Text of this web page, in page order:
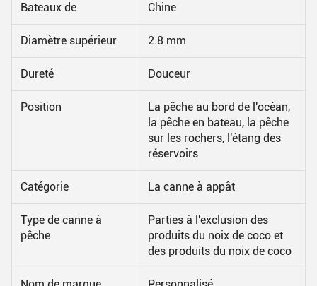
Bateaux de Chine
Diamètre supérieur 2.8 mm
Dureté Douceur
Position
La pêche au bord de l'océan,
la pêche en bateau, la pêche
sur les rochers, l'étang des
réservoirs
Catégorie La canne à appât
Type de canne à
pêche
Parties à l'exclusion des
produits du noix de coco et
des produits du noix de coco